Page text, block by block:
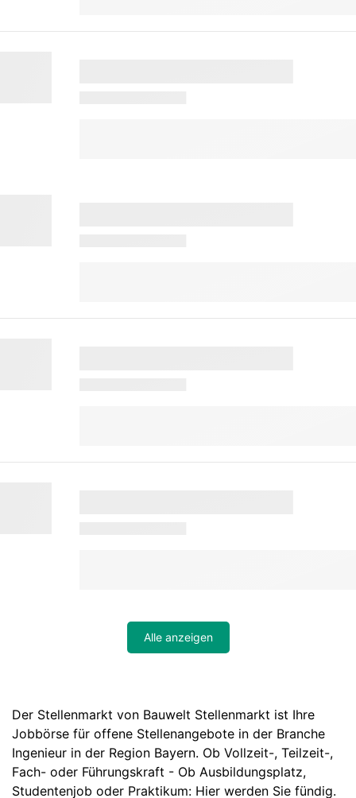
Alle anzeigen
Der Stellenmarkt von Bauwelt Stellenmarkt ist Ihre
Jobbörse für offene Stellenangebote in der Branche
Ingenieur in der Region Bayern. Ob Vollzeit-, Teilzeit-,
Fach- oder Führungskraft - Ob Ausbildungsplatz,
Studentenjob oder Praktikum: Hier werden Sie fündig.